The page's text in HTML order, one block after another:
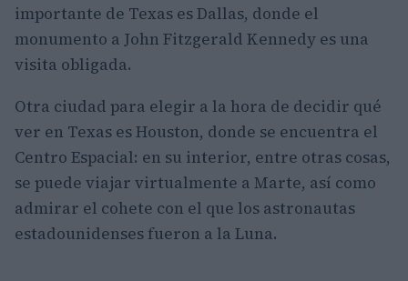
importante de Texas es Dallas, donde el
monumento a John Fitzgerald Kennedy es una
visita obligada.
Otra ciudad para elegir a la hora de decidir qué
ver en Texas es Houston, donde se encuentra el
Centro Espacial: en su interior, entre otras cosas,
se puede viajar virtualmente a Marte, así como
admirar el cohete con el que los astronautas
estadounidenses fueron a la Luna.